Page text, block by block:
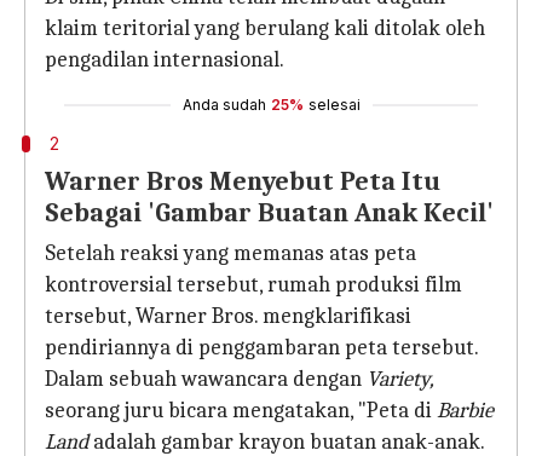
klaim teritorial yang berulang kali ditolak oleh
pengadilan internasional.
Anda sudah 25% selesai
2
Warner Bros Menyebut Peta Itu
Sebagai 'Gambar Buatan Anak Kecil'
Setelah reaksi yang memanas atas peta
kontroversial tersebut, rumah produksi film
tersebut, Warner Bros. mengklarifikasi
pendiriannya di penggambaran peta tersebut.
Dalam sebuah wawancara dengan Variety,
seorang juru bicara mengatakan, "Peta diBarbie
Landadalah gambar krayon buatan anak-anak.